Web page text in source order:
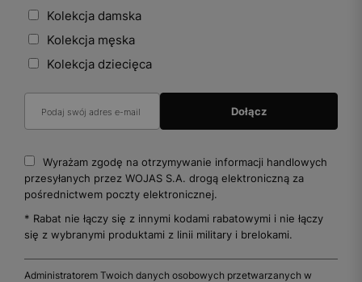
Kolekcja damska
Kolekcja męska
Kolekcja dziecięca
Wyrażam zgodę na otrzymywanie informacji handlowych
przesyłanych przez WOJAS S.A. drogą elektroniczną za
pośrednictwem poczty elektronicznej.
* Rabat nie łączy się z innymi kodami rabatowymi i nie łączy
się z wybranymi produktami z linii military i brelokami.
Administratorem Twoich danych osobowych przetwarzanych w